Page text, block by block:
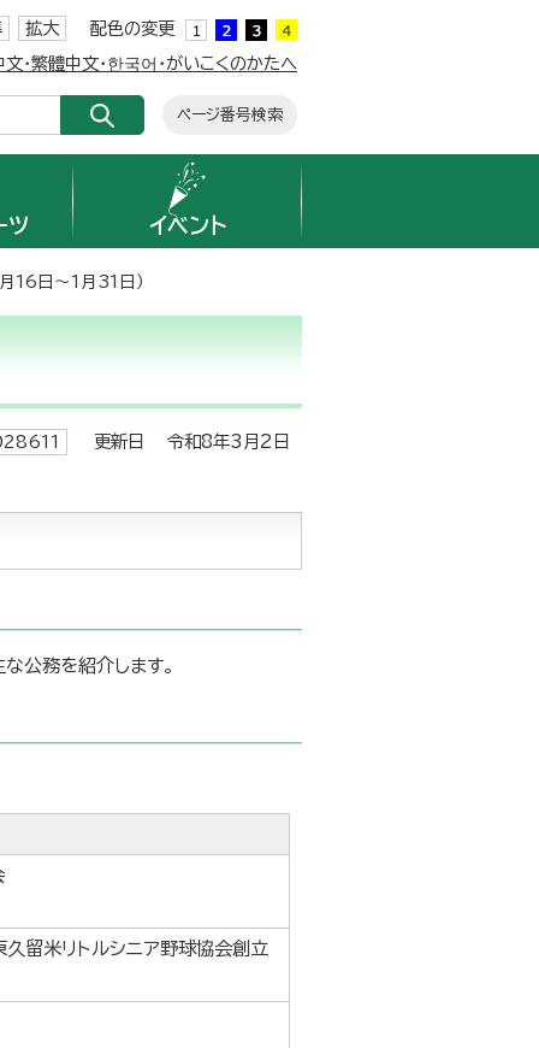
拡大 配色の変更
・繁體中文・한국어・がいこくのかたへ
ページ番号検索
ツ イベント
16日～1月31日）
更新日 令和8年3月2日
公務を紹介します。
留米リトルシニア野球協会創立